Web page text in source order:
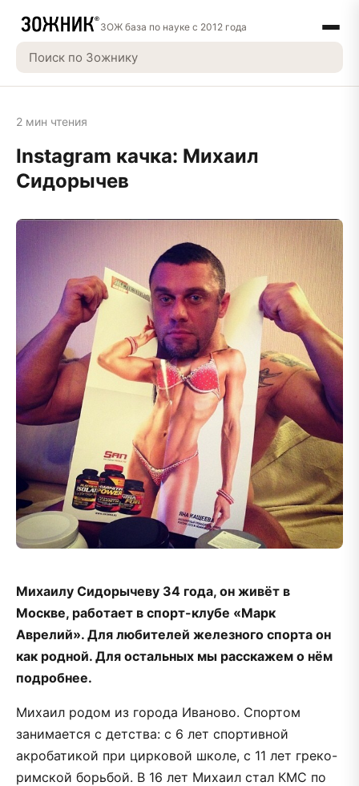
ЗОЖ база по науке с 2012 года
2 мин чтения
Instagram качка: Михаил
Сидорычев
Михаилу Сидорычеву 34 года, он живёт в
Москве, работает в спорт-клубе «Марк
Аврелий». Для любителей железного спорта он
как родной. Для остальных мы расскажем о нём
подробнее.
Михаил родом из города Иваново. Спортом
занимается с детства: с 6 лет спортивной
акробатикой при цирковой школе, с 11 лет греко-
римской борьбой. В 16 лет Михаил стал КМС по